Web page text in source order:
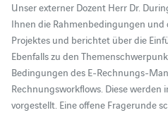
Unser externer Dozent Herr Dr.
Ihnen die Rahmenbedingungen und
Projektes und berichtet über die
Ebenfalls zu den
Bedingungen des E-Rechnungs-
Rechnungsworkflows. Diese werden
vorgestellt. Eine offene Fragerunde